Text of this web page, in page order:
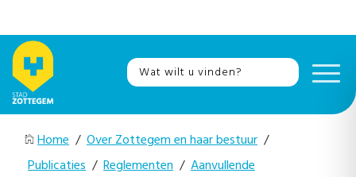
Home / Over Zottegem en haar bestuur /
Publicaties / Reglementen / Aanvullende